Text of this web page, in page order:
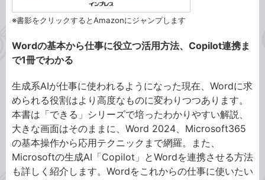
※書影をクリックするとAmazonにジャンプします
Wordの基本から仕事に役立つ活用方法、Copilot連携ま
で1冊でわかる
生成系AIが仕事に使われるようになった現在、Wordに求
められる役割はより高度なものに変わりつつあります。
本書は「できる」シリーズで培ったわかりやすい解説、
大きな画面はそのままに、Word 2024、Microsoft365
の基本操作から応用テクニックまで網羅。また、
Microsoftの生成AI「Copilot」とWordを連携させる方法
も詳しく紹介します。Wordをこれからの仕事に使いたい